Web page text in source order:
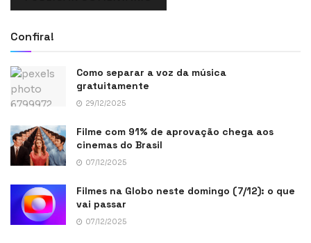
Confira!
Como separar a voz da música
gratuitamente
29/12/2025
Filme com 91% de aprovação chega aos
cinemas do Brasil
07/12/2025
Filmes na Globo neste domingo (7/12): o que
vai passar
07/12/2025